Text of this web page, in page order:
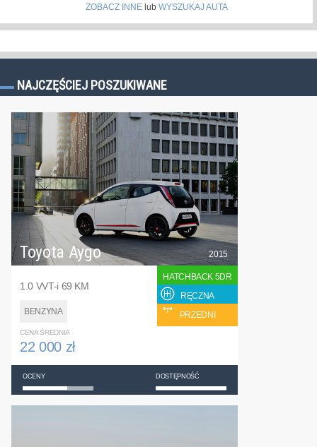
ZOBACZ INNElub WYSZUKAJ AUTA
NAJCZĘŚCIEJ POSZUKIWANE
Toyota Aygo
1.0 VVT-i 69 KM
BENZYNA
2015
HATCHBACK 5DR
RĘCZNA
PRZEDNI
CENA ŚREDNIA
22 000 zł
OCENY DOSTĘPNOŚĆ